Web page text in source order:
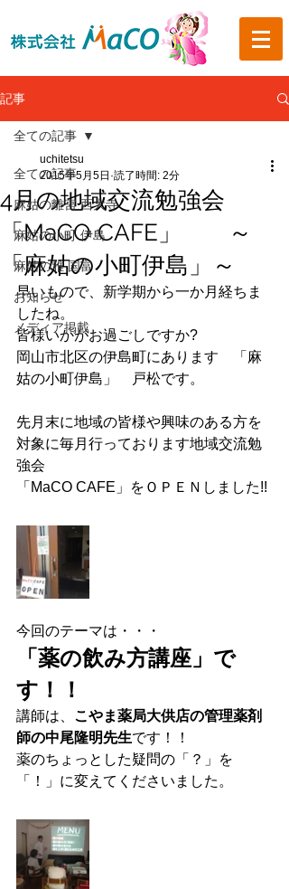
記事
全ての記事
麻姑の離宮 西大寺
麻姑の小町 伊島
麻姑の雅 国富
お知らせ
メディア掲載
全ての記事
4月の地域交流勉強会
「MaCO CAFE」 ～
「麻姑の小町伊島」～
uchitetsu
2015年5月5日 読了時間: 2分
早いもので、新学期から一か月経ちま
したね。
皆様いかがお過ごしですか?
岡山市北区の伊島町にあります　「麻
姑の小町伊島」　戸松です。
先月末に地域の皆様や興味のある方を
対象に毎月行っております地域交流勉
強会
「MaCO CAFE」をＯＰＥＮしました!!
今回のテーマは・・・
「薬の飲み方講座」で
す！！
講師は、 こやま薬局大供店の管理薬剤
師の中尾隆明先生です！！
薬のちょっとした疑問の「？」を
「！」に変えてくださいました。